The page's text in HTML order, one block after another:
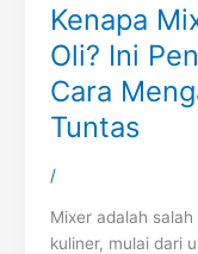
Kenapa
Oli? Ini
Cara
Tuntas
/
Mixer adalah
kuliner, mulai dari